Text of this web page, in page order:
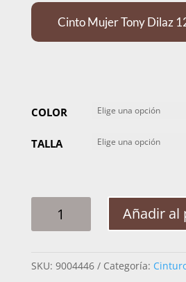
Cinto Mujer Tony Dilaz
COLOR
TALLA
MUJER
129563
Añadir al
SKU: 9004446 Categoría: